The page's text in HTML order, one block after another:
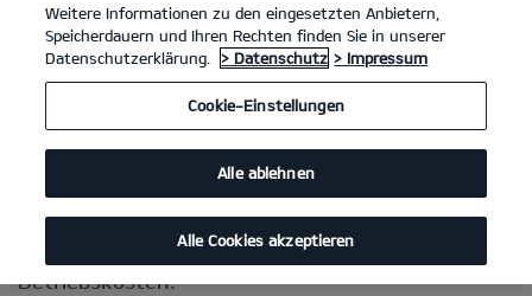
Weitere Informationen zu den eingesetzten Anbietern,
Speicherdauern und Ihren Rechten finden Sie in unserer
Datenschutzerklärung.
> Datenschutz > Impressum
Cookie-Einstellungen
Alle ablehnen
Alle Cookies akzeptieren